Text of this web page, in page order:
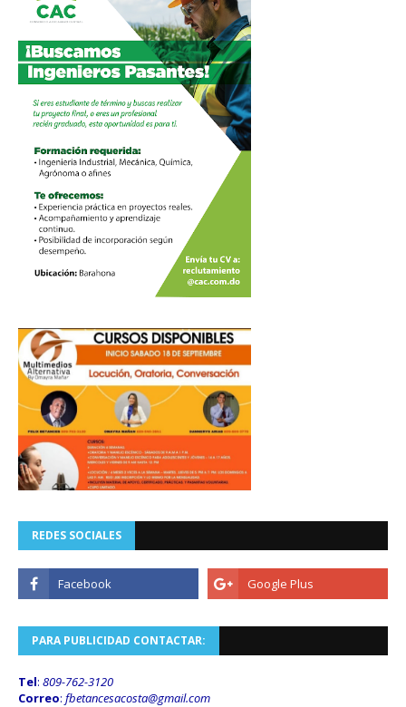
REDES SOCIALES
PARA PUBLICIDAD CONTACTAR:
Tel: 809-762-3120
Correo: fbetancesacosta@gmail.com